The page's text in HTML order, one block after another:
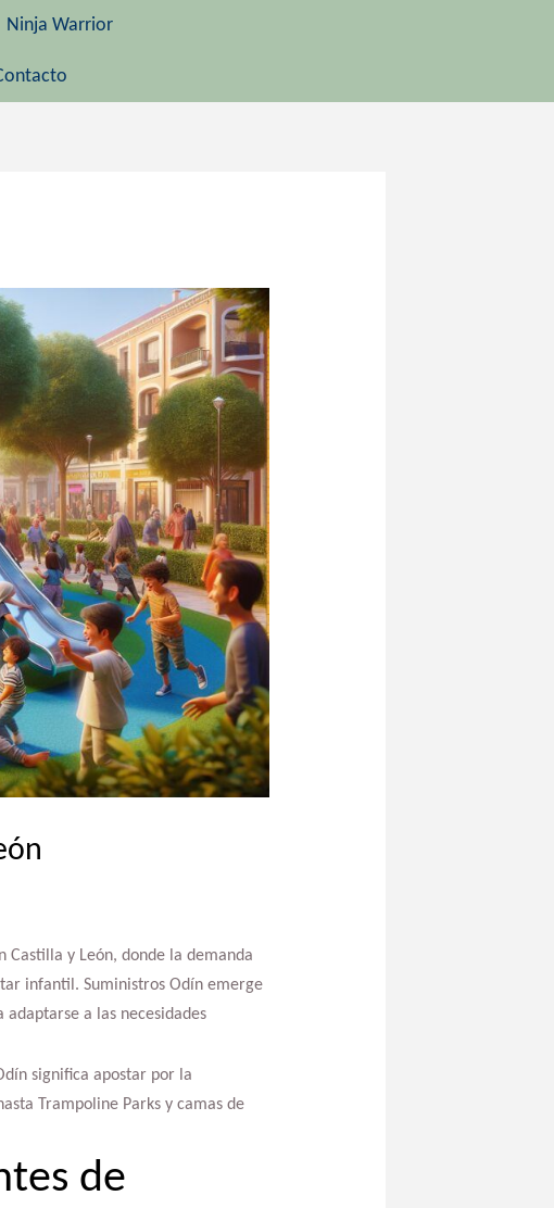
Ninja Warrior
Castilla y León, donde la demanda
infantil. Suministros Odín emerge
a las necesidades
significa apostar por la
Trampoline Parks y camas de
de